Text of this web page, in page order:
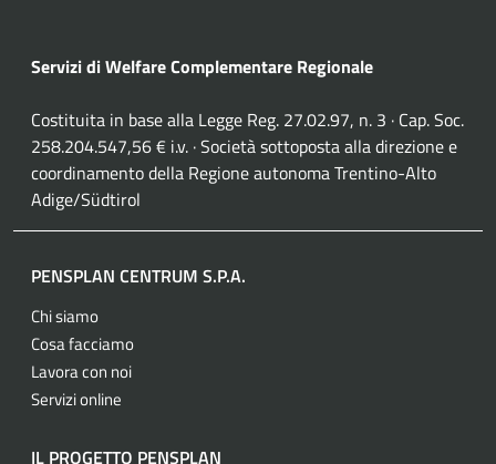
Servizi di Welfare Complementare Regionale
Costituita in base alla Legge Reg. 27.02.97, n. 3 · Cap. Soc.
258.204.547,56 € i.v. · Società sottoposta alla direzione e
coordinamento della Regione autonoma Trentino-Alto
Adige/Südtirol
PENSPLAN CENTRUM S.P.A.
Chi siamo
Cosa facciamo
Lavora con noi
Servizi online
IL PROGETTO PENSPLAN